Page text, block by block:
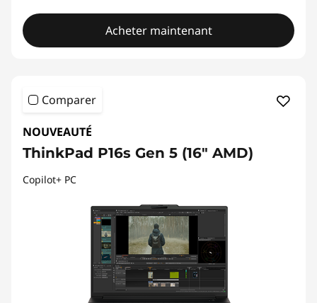
Acheter maintenant
Comparer
NOUVEAUTÉ
ThinkPad P16s Gen 5 (16" AMD)
Copilot+ PC